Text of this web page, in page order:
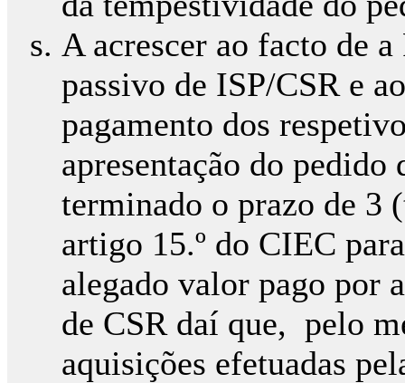
A acrescer ao facto de
passivo de ISP/CSR e
pagamento dos
apresentação do
terminado o prazo de 3
artigo 15.º do CIEC
alegado valor pago por
de CSR daí que, pelo
aquisições efetuadas